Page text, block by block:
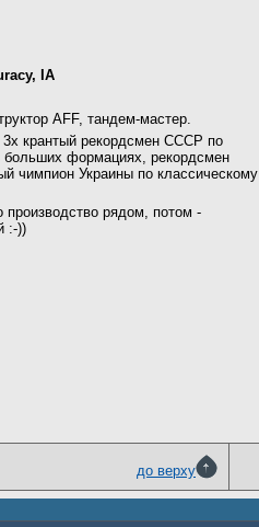
IA
AFF, тандем-мастер.
3х крантый рекордсмен СССР по
больших формациях, рекордсмен
чимпион Украины по классическому
производство рядом, потом -
:-))
до верху